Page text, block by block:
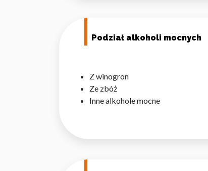
Podział alkoholi mocnych
Z winogron
Ze zbóż
Inne alkohole mocne